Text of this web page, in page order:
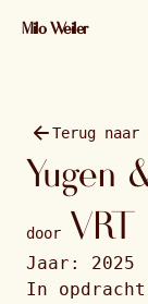
Milo Weiler
01 / 15 · 2025 ·
Terug
Yugen
door VRT
Jaar: 2025
In